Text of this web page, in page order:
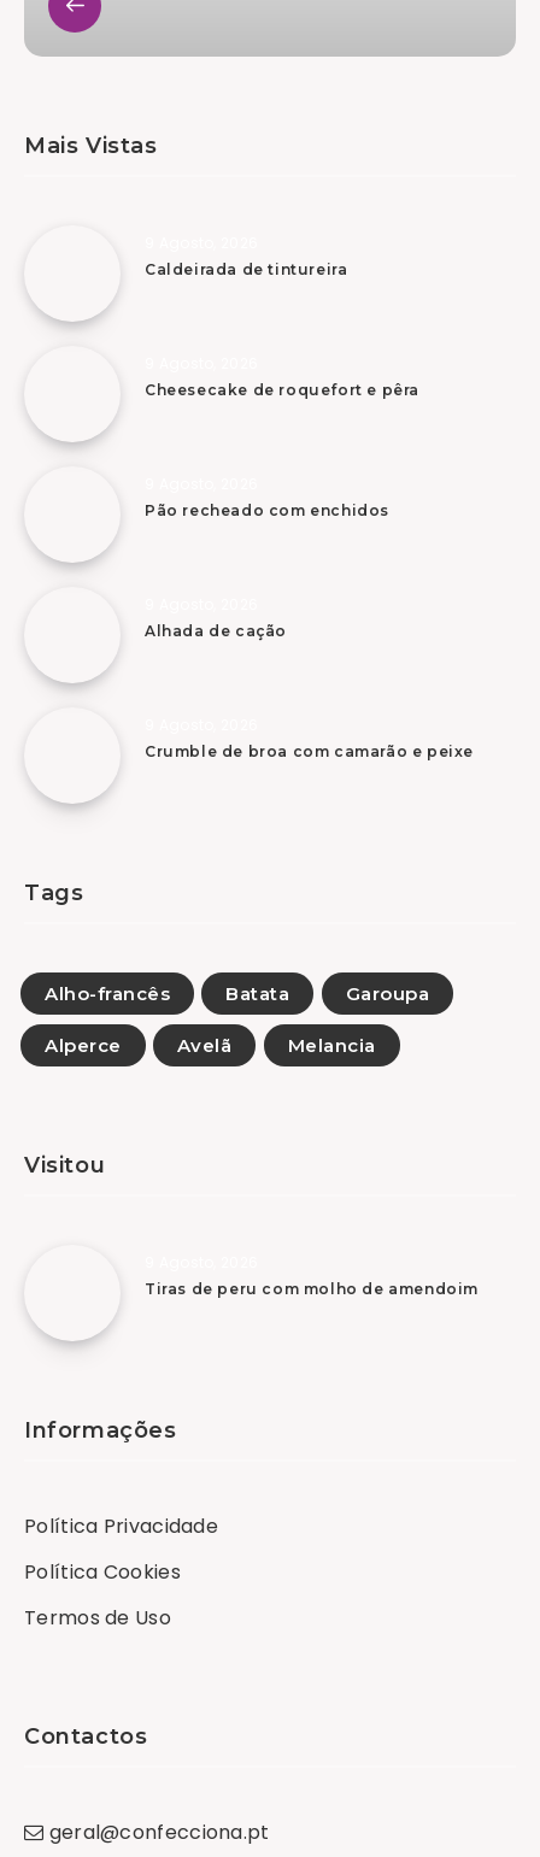
Mais Vistas
Caldeirada de tintureira
Cheesecake de roquefort e pêra
Pão recheado com enchidos
Alhada de cação
Crumble de broa com camarão e peixe
Tags
Alho-francês Batata Garoupa
Alperce Avelã Melancia
Visitou
Tiras de peru com molho de amendoim
Informações
Política Privacidade
Política Cookies
Termos de Uso
Contactos
geral@confecciona.pt